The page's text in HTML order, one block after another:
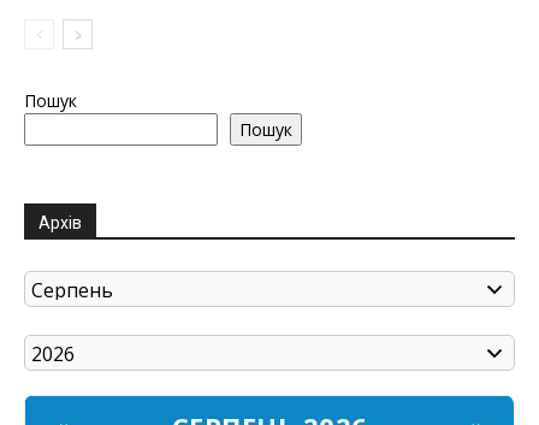
Пошук
Пошук
Архів